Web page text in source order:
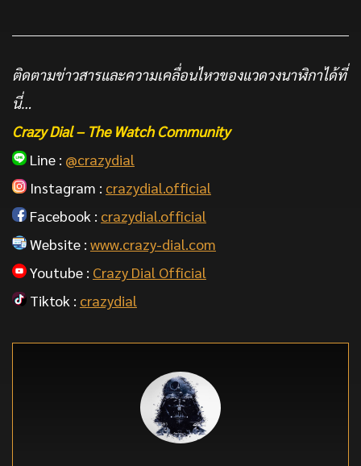
ติดตามข่าวสารและความเคลื่อนไหวของแวดวงนาฬิกาได้ที่
นี่…
Crazy Dial – The Watch Community
Line : @crazydial
Instagram : crazydial.official
Facebook : crazydial.official
Website : www.crazy-dial.com
Youtube : Crazy Dial Official
Tiktok : crazydial